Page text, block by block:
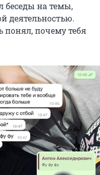
беседы на темы,
деятельностью.
понял, почему тебя